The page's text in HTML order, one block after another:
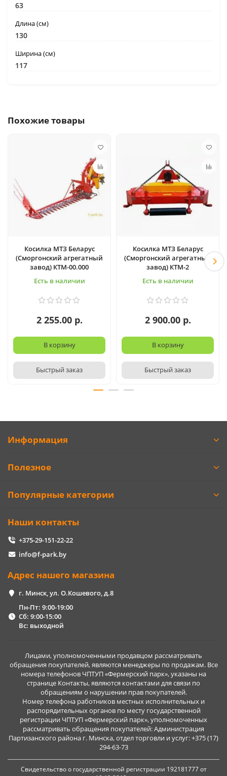
63
Длина (см)
130
Ширина (см)
117
Похожие товары
Косилка МТЗ Беларус
(Сморгонский агрегатный
завод) КТМ-00.000
Есть в наличии
2 255.00 р.
В корзину
Быстрый заказ
Косилка МТЗ Беларус
(Сморгонский агрегатный
завод) КТМ-2
Есть в наличии
2 900.00 р.
В корзину
Быстрый заказ
Информация
Полезное
Популярные категории
Наши контакты
+375-29-151-22-22
info@f-park.by
Адрес нашего магазина
г. Минск, ул. О.Кошевого, д.8
Пн-Пт: 9:00-19:00
Сб: 9:00-15:00
Вс: выходной
Лицами, уполномоченными продавцом рассматривать
обращения покупателей, являются менеджеры по продажам. Все
номера телефонов ЧПТУП «Фермерский парк», указаны на
странице Контакты, являются контактами для связи по
обращениям о нарушении прав покупателей.
Номер телефона работников местных исполнительных и
распорядительных органов по месту государственной
регистрации ЧПТУП «Фермерский парк», уполномоченных
рассматривать обращения покупателей: Администрация
Партизанского района г. Минска, отдел торговли и услуг: +375 (17)
294-63-73
Свидетельство о государственной регистрации 192181777 от